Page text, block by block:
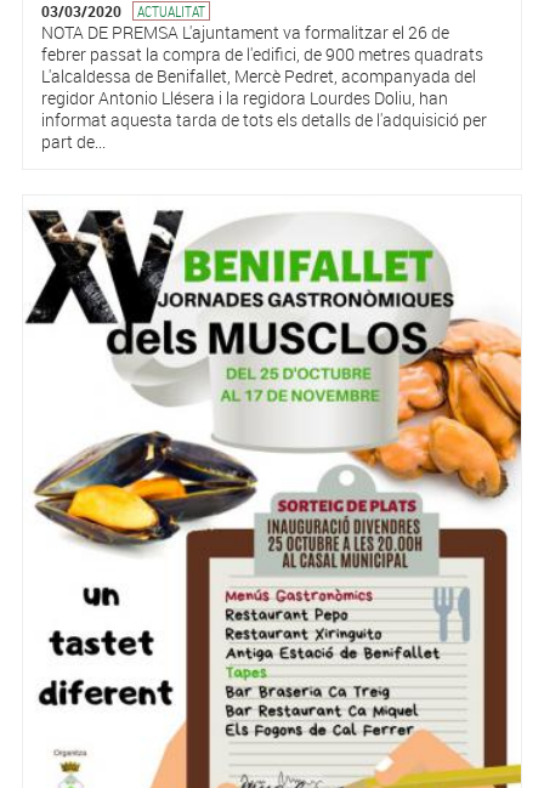
03/03/2020 ACTUALITAT
NOTA DE PREMSA L'ajuntament va formalitzar el 26 de
febrer passat la compra de l'edifici, de 900 metres quadrats
L'alcaldessa de Benifallet, Mercè Pedret, acompanyada del
regidor Antonio Llésera i la regidora Lourdes Doliu, han
informat aquesta tarda de tots els detalls de l'adquisició per
part de...